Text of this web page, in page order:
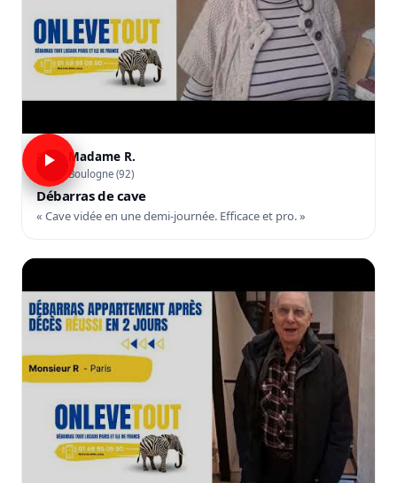
Madame R.
Boulogne (92)
Débarras de cave
« Cave vidée en une demi-journée. Efficace et pro. »